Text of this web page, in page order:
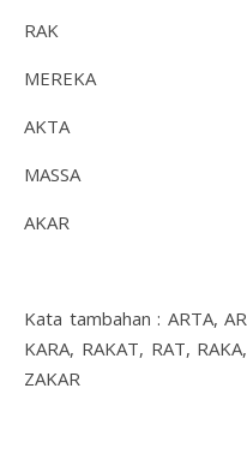
RAK
MEREKA
AKTA
MASSA
AKAR
Kata tambahan : ARTA,
KARA, RAKAT, RAT,
ZAKAR